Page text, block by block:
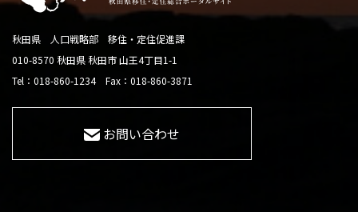
秋田県 人口戦略部 移住・定住促進課
010-8570 秋田県 秋田市 山王4丁目1-1
Tel：018-860-1234 Fax：018-860-3871
お問い合わせ